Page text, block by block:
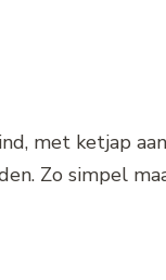
met ketjap
Zo simpel